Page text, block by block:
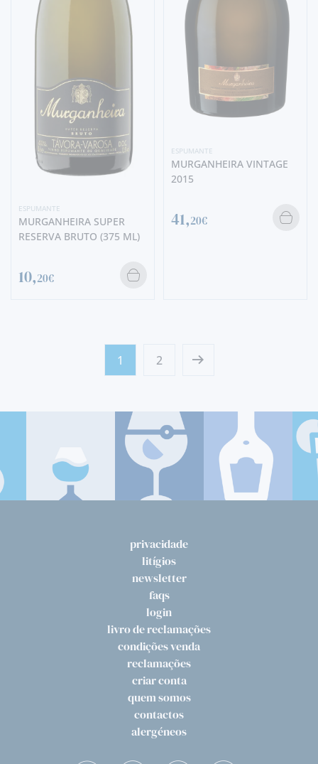
ESPUMANTE
MURGANHEIRA SUPER
RESERVA BRUTO (375 ML)
10,20€
ESPUMANTE
MURGANHEIRA VINTAGE
2015
41,20€
1 2
privacidade
litígios
newsletter
faqs
login
livro de reclamações
condições venda
reclamações
criar conta
quem somos
contactos
alergéneos